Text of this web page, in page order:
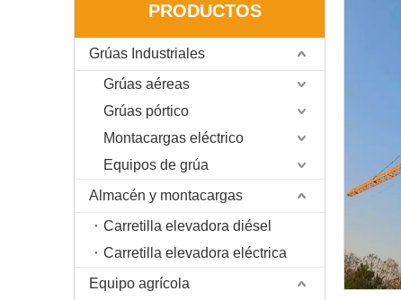
PRODUCTOS
Grúas Industriales
Grúas aéreas
Grúas pórtico
Montacargas eléctrico
Equipos de grúa
Almacén y montacargas
Carretilla elevadora diésel
Carretilla elevadora eléctrica
Equipo agrícola